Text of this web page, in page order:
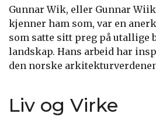
Gunnar Wik, eller Gunnar
kjenner ham som, var en
som satte sitt preg på utallige
landskap. Hans arbeid har
den norske
Liv og Virke